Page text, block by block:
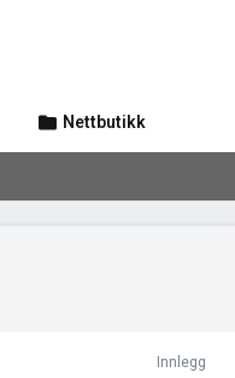
Nettbutikk
Innlegg